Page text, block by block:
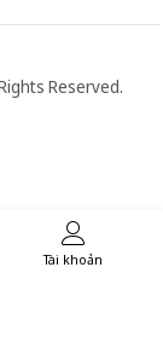
Reserved.
Tài khoản